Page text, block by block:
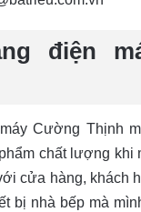
điện
Cường Thịnh
chất lượng khi
cửa hàng, khách
bị nhà bếp mà